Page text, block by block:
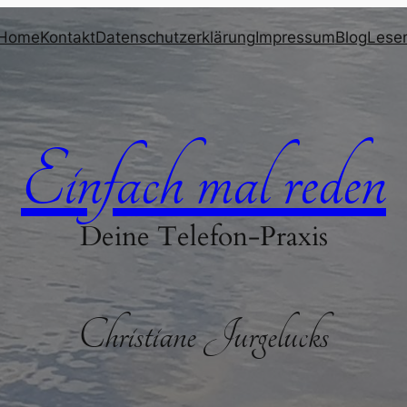
KontaktDatenschutzerklärungImpressumBlog
Einfach mal reden
Deine Telefon-Praxis
Christiane Jurgelucks